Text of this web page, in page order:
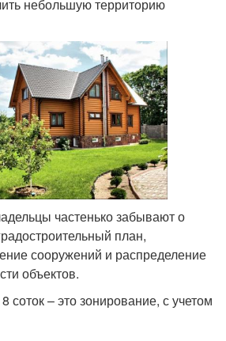
небольшую территорию
частенько забывают о
план,
сооружений и распределение
объектов.
соток – это зонирование, с учетом